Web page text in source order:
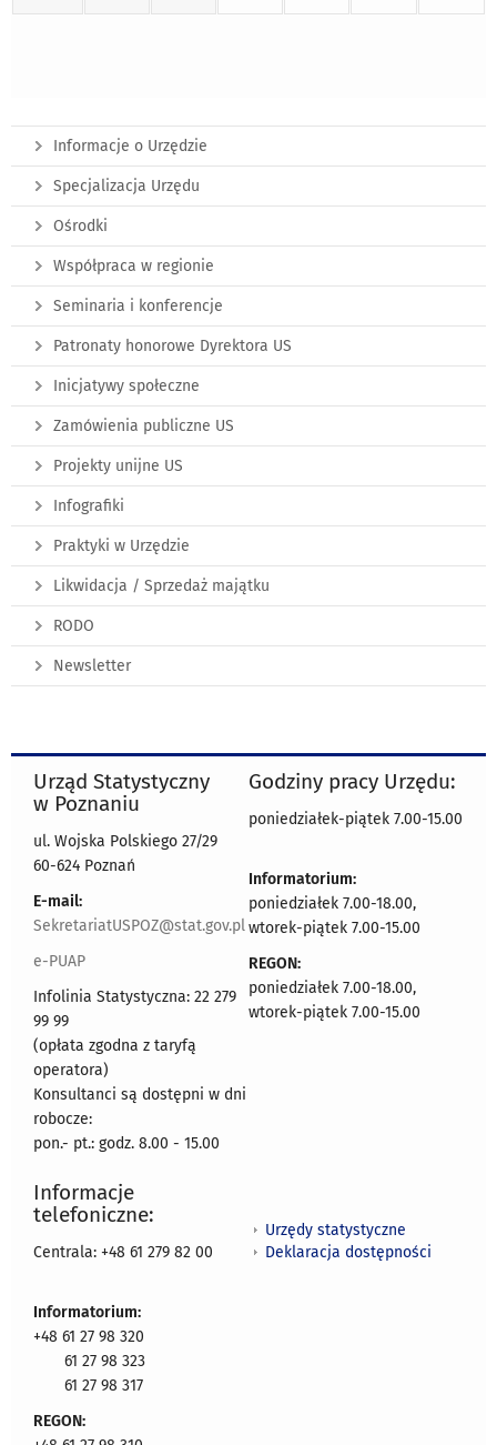
Informacje o Urzędzie
Specjalizacja Urzędu
Ośrodki
Współpraca w regionie
Seminaria i konferencje
Patronaty honorowe Dyrektora US
Inicjatywy społeczne
Zamówienia publiczne US
Projekty unijne US
Infografiki
Praktyki w Urzędzie
Likwidacja / Sprzedaż majątku
RODO
Newsletter
Urząd Statystyczny
w Poznaniu
ul. Wojska Polskiego 27/29
60-624 Poznań
E-mail:
SekretariatUSPOZ@stat.gov.pl
e-PUAP
Infolinia Statystyczna: 22 279
99 99
(opłata zgodna z taryfą
operatora)
Konsultanci są dostępni w dni
robocze:
pon.- pt.: godz. 8.00 - 15.00
Godziny pracy Urzędu:
poniedziałek-piątek 7.00-15.00
Informatorium:
poniedziałek 7.00-18.00,
wtorek-piątek 7.00-15.00
REGON:
poniedziałek 7.00-18.00,
wtorek-piątek 7.00-15.00
Informacje
telefoniczne:
Centrala: +48 61 279 82 00
Informatorium:
+48 61 27 98 320
61 27 98 323
61 27 98 317
REGON:
Urzędy statystyczne
Deklaracja dostępności